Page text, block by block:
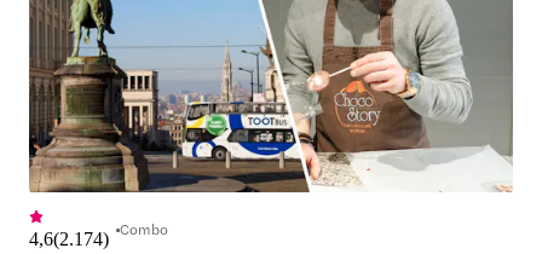
4,6(2.174) Combo